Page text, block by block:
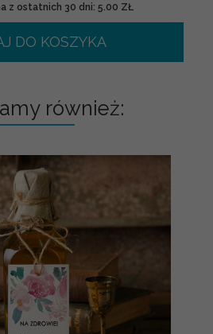
z ostatnich 30 dni: 5.00 ZŁ
DO KOSZYKA
również: